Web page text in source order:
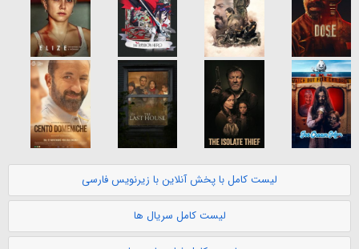
لیست کامل با پخش آنلاین با زیرنویس فارسی
لیست کامل سریال ها